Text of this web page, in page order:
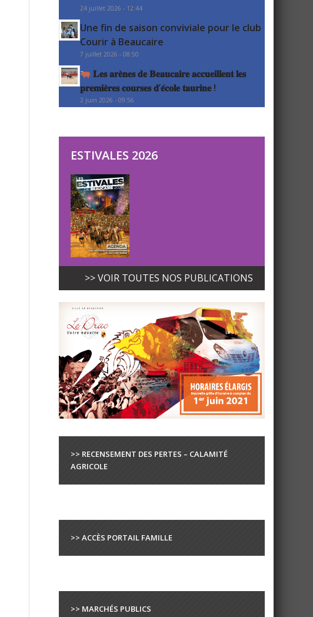
24 juillet 2026 - 12:44
Une fin de saison conviviale pour le club
Courir à Beaucaire
7 juillet 2026 - 08:50
𝐋𝐞𝐬 𝐚𝐫𝐞̀𝐧𝐞𝐬 𝐝𝐞 𝐁𝐞𝐚𝐮𝐜𝐚𝐢𝐫𝐞 𝐚𝐜𝐜𝐮𝐞𝐢𝐥𝐥𝐞𝐧𝐭 𝐥𝐞𝐬
𝐩𝐫𝐞𝐦𝐢𝐞̀𝐫𝐞𝐬 𝐜𝐨𝐮𝐫𝐬𝐞𝐬 𝐝’𝐞́𝐜𝐨𝐥𝐞 𝐭𝐚𝐮𝐫𝐢𝐧𝐞 !
2 juin 2026 - 09:56
ESTIVALES 2026
>> VOIR TOUTES NOS PUBLICATIONS
>> RECENSEMENT DES PERTES – CALAMITÉ
AGRICOLE
>> ACCÈS PORTAIL FAMILLE
>> MARCHÉS PUBLICS